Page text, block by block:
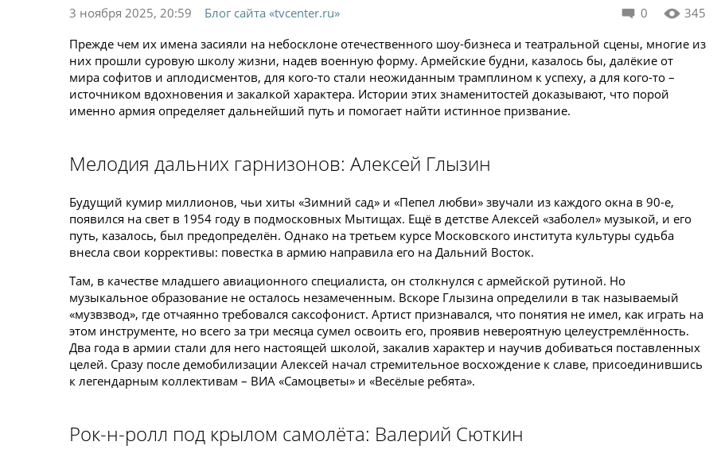
0 345
3 ноября 2025, 20:59
Блог сайта «tvcenter.ru»
Прежде чем их имена засияли на небосклоне отечественного шоу-бизнеса и театральной сцены, многие из
них прошли суровую школу жизни, надев военную форму. Армейские будни, казалось бы, далёкие от
мира софитов и аплодисментов, для кого-то стали неожиданным трамплином к успеху, а для кого-то –
источником вдохновения и закалкой характера. Истории этих знаменитостей доказывают, что порой
именно армия определяет дальнейший путь и помогает найти истинное призвание.
Мелодия дальних гарнизонов: Алексей Глызин
Будущий кумир миллионов, чьи хиты «Зимний сад» и «Пепел любви» звучали из каждого окна в 90-е,
появился на свет в 1954 году в подмосковных Мытищах. Ещё в детстве Алексей «заболел» музыкой, и его
путь, казалось, был предопределён. Однако на третьем курсе Московского института культуры судьба
внесла свои коррективы: повестка в армию направила его на Дальний Восток.
Там, в качестве младшего авиационного специалиста, он столкнулся с армейской рутиной. Но
музыкальное образование не осталось незамеченным. Вскоре Глызина определили в так называемый
«музвзвод», где отчаянно требовался саксофонист. Артист признавался, что понятия не имел, как играть на
этом инструменте, но всего за три месяца сумел освоить его, проявив невероятную целеустремлённость.
Два года в армии стали для него настоящей школой, закалив характер и научив добиваться поставленных
целей. Сразу после демобилизации Алексей начал стремительное восхождение к славе, присоединившись
к легендарным коллективам – ВИА «Самоцветы» и «Весёлые ребята».
Рок-н-ролл под крылом самолёта: Валерий Сюткин